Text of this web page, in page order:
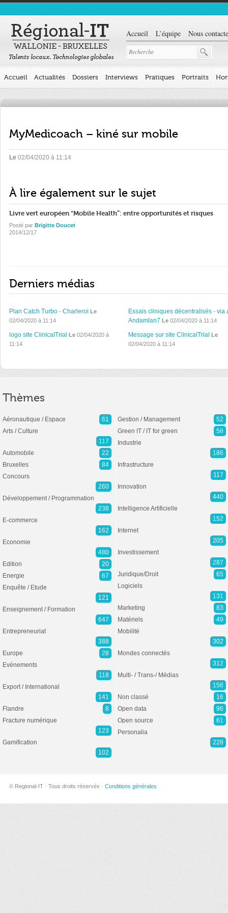
Accueil L’équipe Nous
Accueil Actualités Dossiers Interviews Pratiques Portraits
MyMedicoach – kiné sur mobile
Le 02/04/2020 à 11:14
À lire également sur le sujet
Livre vert européen “Mobile Health”: entre opportunités et risques
Posté par Brigitte Doucet
2014/12/17
Derniers médias
Plan Catch Turbo - Charleroi Le
02/04/2020 à 11:14
Essais cliniques décentralisés - via
Andamlan7 Le02/04/2020 à 11:14
logo site ClinicalTrial Le 02/04/2020 à
11:14
Message sur site ClinicalTrial Le
02/04/2020 à 11:14
Thèmes
Aéronautique / Espace
61
Arts / Culture
117
Automobile
22
Bruxelles
84
Concours
260
Développement / Programmation
238
E-commerce
162
Economie
480
Edition
20
Energie
67
Enquête / Etude
121
Enseignement / Formation
647
Entrepreneuriat
388
Europe
28
Evénements
118
Export / International
141
Flandre
8
Fracture numérique
123
Gamification
102
Gestion / Management
52
Green IT / IT for green
58
Industrie
186
Infrastructure
117
Innovation
440
Intelligence Artificielle
152
Internet
205
Investissement
287
Juridique/Droit
65
Logiciels
131
Marketing
83
Matériels
49
Mobilité
302
Mondes connectés
312
Multi- / Trans-/ Médias
156
Non classé
16
Open data
96
Open source
61
Personalia
228
© Regional-IT · Tous droits réservés · Conditions générales